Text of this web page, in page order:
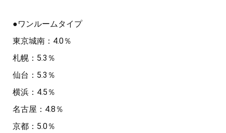
●ワンルームタイプ
東京城南：4.0％
札幌：5.3％
仙台：5.3％
横浜：4.5％
名古屋：4.8％
京都：5.0％